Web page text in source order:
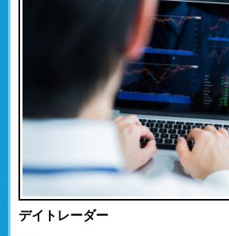
デイトレーダー